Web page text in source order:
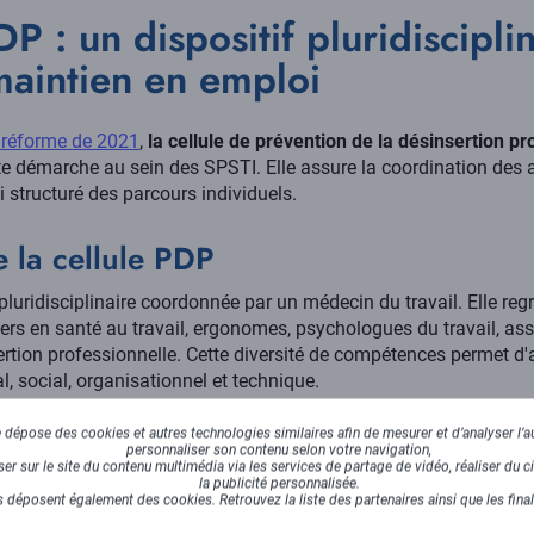
: un dispositif
en emploi
de 2021 , la cellule de prévention de la désinsertion
démarche au sein des SPSTI. Elle assure la coordination des
des parcours individuels.
la cellule PDP
coordonnée par un médecin du travail. Elle
en santé au travail, ergonomes, psychologues du travail,
professionnelle. Cette diversité de compétences permet
social, organisationnel et technique.
favorise une prise en charge globale du
et les restrictions médicales, l'ergonome analyse les
concrètes. L'assistant social, quant à lui, accompagne la
et l'oriente vers les dispositifs de soutien disponibles
dépose des cookies et autres technologies similaires afin de mesurer et d’analyser
personnaliser son contenu selon votre navigation,
sur le site du contenu multimédia via les services de partage de vidéo, réaliser du
la publicité personnalisée.
déposent également des cookies. Retrouvez la liste des partenaires ainsi que les